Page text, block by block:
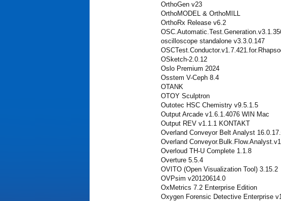
OrthoGen v23
OrthoMODEL & OrthoMILL
OrthoRx Release v6.2
oscilloscope standalone v3.3.0.147
OSketch-2.0.12
Oslo Premium 2024
Osstem V-Ceph 8.4
OTANK
OTOY Sculptron
Outotec HSC Chemistry v9.5.1.5
Output Arcade v1.6.1.4076 WIN Mac
Output REV v1.1.1 KONTAKT
Overland Conveyor Belt Analyst
Overland
Overloud TH-U Complete 1.1.8
Overture 5.5.4
OVITO (Open Visualization Tool) 3.15.2
OVPsim v20120614.0
OxMetrics 7.2 Enterprise Edition
Oxygen Forensic Detective Enterprise